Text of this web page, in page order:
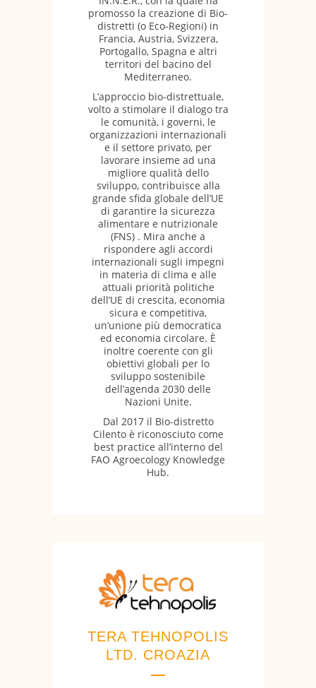
promosso la creazione di Bio-
distretti (o Eco-Regioni) in
Francia, Austria, Svizzera,
Portogallo, Spagna e altri
territori del bacino del
Mediterraneo.
L’approccio bio-distrettuale,
volto a stimolare il dialogo tra
le comunità, i governi, le
organizzazioni internazionali
e il settore privato, per
lavorare insieme ad una
migliore qualità dello
sviluppo, contribuisce alla
grande sfida globale dell’UE
di garantire la sicurezza
alimentare e nutrizionale
(FNS) . Mira anche a
rispondere agli accordi
internazionali sugli impegni
in materia di clima e alle
attuali priorità politiche
dell’UE di crescita, economia
sicura e competitiva,
un’unione più democratica
ed economia circolare. È
inoltre coerente con gli
obiettivi globali per lo
sviluppo sostenibile
dell’agenda 2030 delle
Nazioni Unite.
Dal 2017 il Bio-distretto
Cilento è riconosciuto come
best practice all’interno del
FAO Agroecology Knowledge
Hub.
TERA TEHNOPOLIS
LTD. CROAZIA